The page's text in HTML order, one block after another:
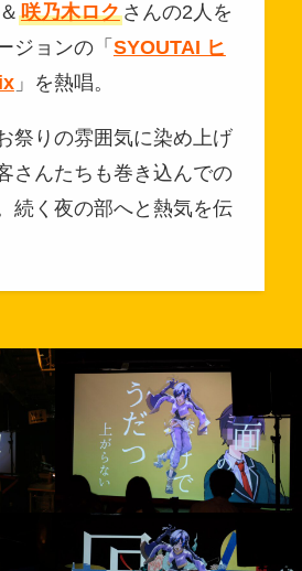
咲乃木ロクさんの2人を
ジョンの「 SYOUTAI ヒ
」を熱唱。
祭りの雰囲気に染め上げ
さんたちも巻き込んでの
続く夜の部へと熱気を伝